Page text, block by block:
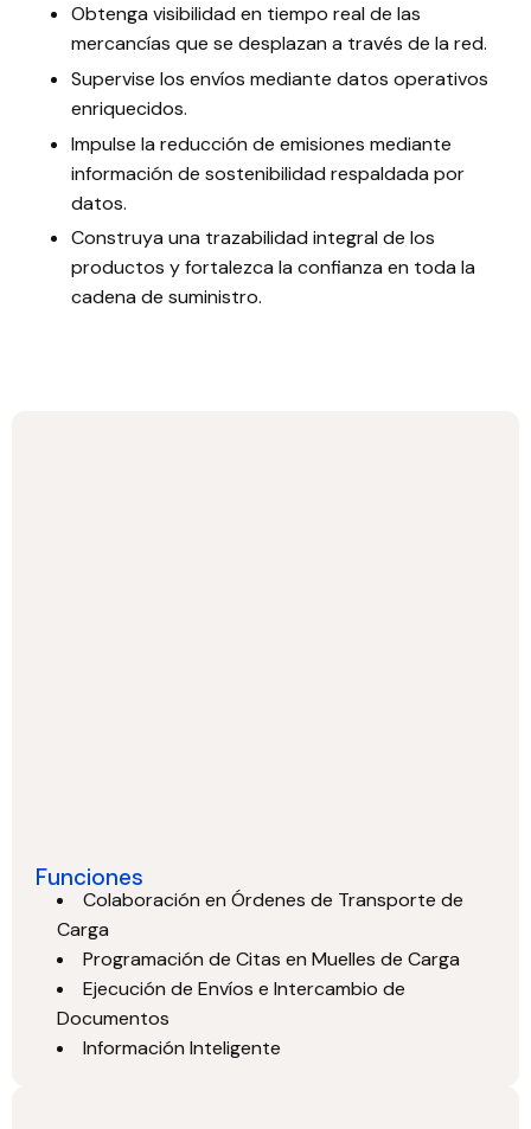
Obtenga visibilidad en tiempo real de las
mercancías que se desplazan a través de la red.
Supervise los envíos mediante datos operativos
enriquecidos.
Impulse la reducción de emisiones mediante
información de sostenibilidad respaldada por
datos.
Construya una trazabilidad integral de los
productos y fortalezca la confianza en toda la
cadena de suministro.
Funciones
Colaboración en Órdenes de Transporte de
Carga
Programación de Citas en Muelles de Carga
Ejecución de Envíos e Intercambio de
Documentos
Información Inteligente